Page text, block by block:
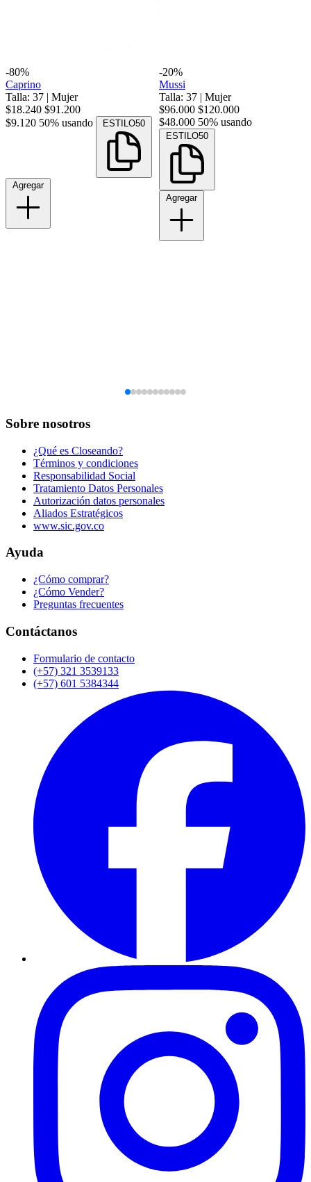
-80%
Caprino
Talla: 37 | Mujer
$18.240 $91.200
$9.120 50% usando ESTILO50
Agregar
-20%
Mussi
Talla: 37 | Mujer
$96.000 $120.000
$48.000 50% usando
ESTILO50
Agregar
Sobre nosotros
¿Qué es Closeando?
Términos y condiciones
Responsabilidad Social
Tratamiento Datos Personales
Autorización datos personales
Aliados Estratégicos
www.sic.gov.co
Ayuda
¿Cómo comprar?
¿Cómo Vender?
Preguntas frecuentes
Contáctanos
Formulario de contacto
(+57) 321 3539133
(+57) 601 5384344